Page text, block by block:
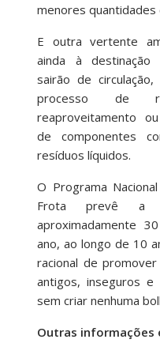
menores
E outra vertente
ainda à
sairão de
processo de
reaproveitamento
de componentes
resíduos líquidos.
O Programa
Frota prevê a
aproximadamente
ano, ao longo de 10
racional de
antigos, inseguros e
sem criar nenhuma
Outras informações